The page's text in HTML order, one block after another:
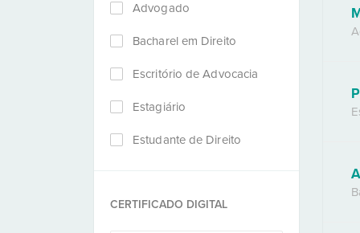
Advogado
Bacharel em Direito
Escritório de Advocacia
Estagiário
Estudante de Direito
CERTIFICADO DIGITAL